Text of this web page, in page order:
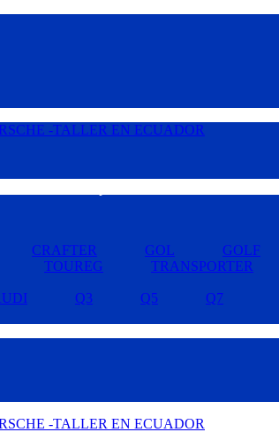
CRAFTER GOL GOLF
TOUREG TRANSPORTER
Q3 Q5 Q7